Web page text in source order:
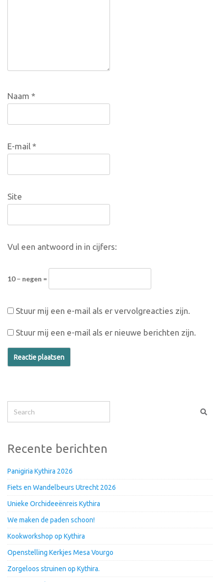
Naam *
E-mail *
Site
Vul een antwoord in in cijfers:
10 − negen =
Stuur mij een e-mail als er vervolgreacties zijn.
Stuur mij een e-mail als er nieuwe berichten zijn.
Recente berichten
Panigiria Kythira 2026
Fiets en Wandelbeurs Utrecht 2026
Unieke Orchideeënreis Kythira
We maken de paden schoon!
Kookworkshop op Kythira
Openstelling Kerkjes Mesa Vourgo
Zorgeloos struinen op Kythira.